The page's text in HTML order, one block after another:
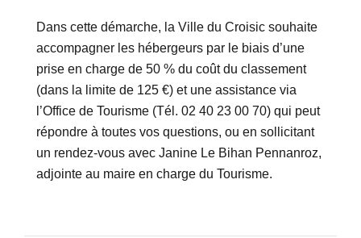
Dans cette démarche, la Ville du Croisic souhaite
accompagner les hébergeurs par le biais d’une
prise en charge de 50 % du coût du classement
(dans la limite de 125 €) et une assistance via
l’Office de Tourisme (Tél. 02 40 23 00 70) qui peut
répondre à toutes vos questions, ou en sollicitant
un rendez-vous avec Janine Le Bihan Pennanroz,
adjointe au maire en charge du Tourisme.